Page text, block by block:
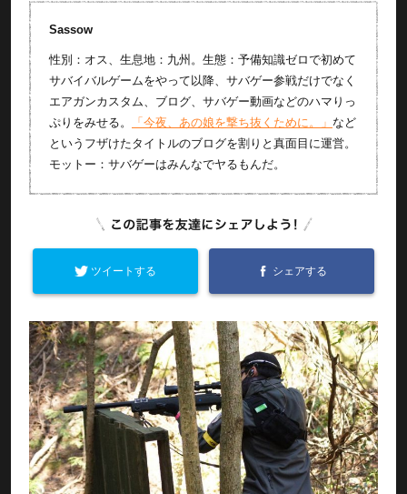
Sassow
性別：オス、生息地：九州。生態：予備知識ゼロで初めて
サバイバルゲームをやって以降、サバゲー参戦だけでなく
エアガンカスタム、ブログ、サバゲー動画などのハマりっ
ぷりをみせる。
「今夜、あの娘を撃ち抜くために。」 など
というフザけたタイトルのブログを割りと真面目に運営。
モットー：サバゲーはみんなでヤるもんだ。
ツイートする シェアする